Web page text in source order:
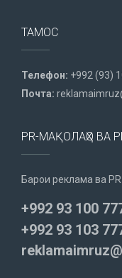
ТАМОС
Телефон: +992 (93)
Почта:
PR-МАҚОЛАҲО ВА
Барои реклама ва
+992 93 100
+992 93 103